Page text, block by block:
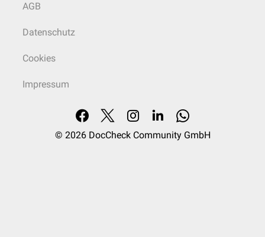
AGB
Datenschutz
Cookies
Impressum
© 2026 DocCheck Community GmbH